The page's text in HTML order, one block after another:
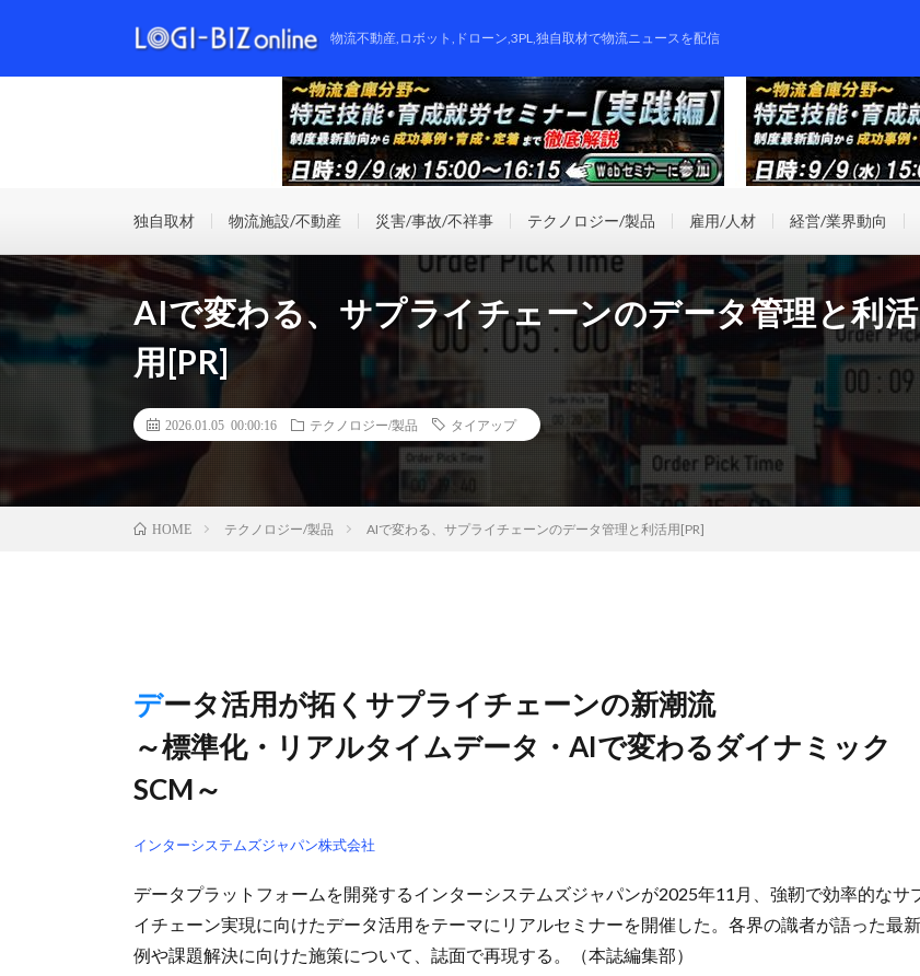
物流不動産,ロボット,ドローン,3PL,独自取材で物流ニュースを配信
独自取材 物流施設/不動産 災害/事故/不祥事 テクノロジー/製品 雇用/人材 経営/業界動向
AIで変わる、サプライチェーンのデータ管理と利活
用[PR]
2026.01.05 00:00:16 テクノロジー/製品 タイアップ
HOME テクノロジー/製品 AIで変わる、サプライチェーンのデータ管理と利活用[PR]
データ活用が拓くサプライチェーンの新潮流
～標準化・リアルタイムデータ・AIで変わるダイナミック
SCM～
インターシステムズジャパン株式会社
データプラットフォームを開発するインターシステムズジャパンが2025年11月、強靭で効率的なサ
イチェーン実現に向けたデータ活用をテーマにリアルセミナーを開催した。各界の識者が語った最
例や課題解決に向けた施策について、誌面で再現する。（本誌編集部）